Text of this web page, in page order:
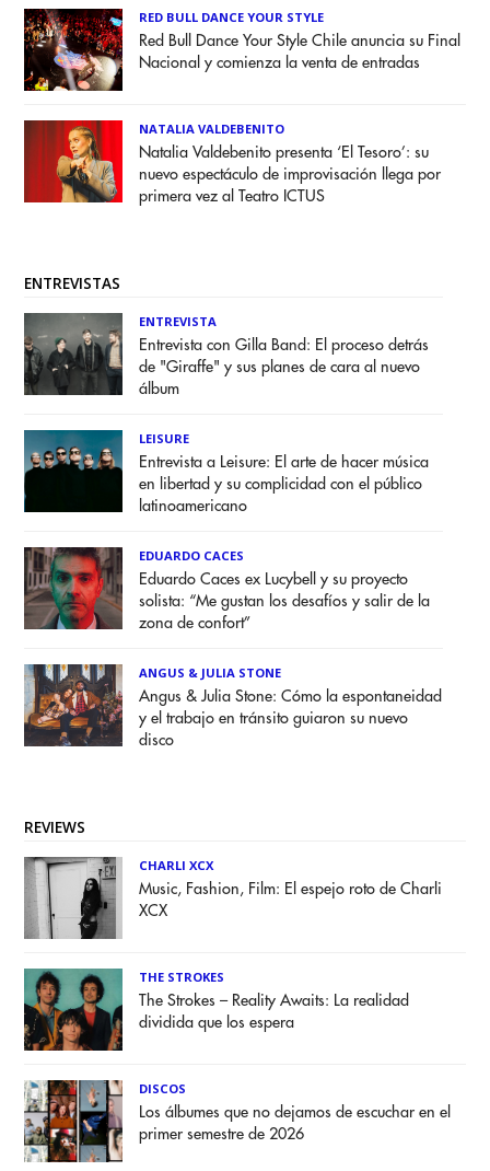
RED BULL DANCE YOUR STYLE
Red Bull Dance Your Style Chile anuncia su Final
Nacional y comienza la venta de entradas
NATALIA VALDEBENITO
Natalia Valdebenito presenta ‘El Tesoro’: su
nuevo espectáculo de improvisación llega por
primera vez al Teatro ICTUS
ENTREVISTAS
ENTREVISTA
Entrevista con Gilla Band: El proceso detrás
de "Giraffe" y sus planes de cara al nuevo
álbum
LEISURE
Entrevista a Leisure: El arte de hacer música
en libertad y su complicidad con el público
latinoamericano
EDUARDO CACES
Eduardo Caces ex Lucybell y su proyecto
solista: “Me gustan los desafíos y salir de la
zona de confort”
ANGUS & JULIA STONE
Angus & Julia Stone: Cómo la espontaneidad
y el trabajo en tránsito guiaron su nuevo
disco
REVIEWS
CHARLI XCX
Music, Fashion, Film: El espejo roto de Charli
XCX
THE STROKES
The Strokes – Reality Awaits: La realidad
dividida que los espera
DISCOS
Los álbumes que no dejamos de escuchar en el
primer semestre de 2026